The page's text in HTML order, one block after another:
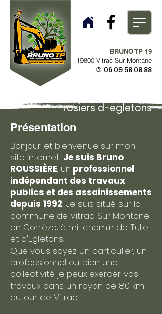
BRUNO TP 19
19800 Vitrac-Sur-Montane
) 06 09 58 08 88
rosiers d-egletons
Présentation
Bonjour et bienvenue sur mon
site internet. Je suis Bruno
ROUSSIÈRE, un professionnel
indépendant des travaux
publics et des assainissements
depuis 1992. Je suis situé sur la
commune de Vitrac Sur Montane
en Corrèze, à mi-chemin de Tulle
et d'Egletons.
Que vous soyez un particulier, un
professionnel ou bien une
collectivité je peux exercer vos
travaux dans un rayon de 80 km
autour de Vitrac.